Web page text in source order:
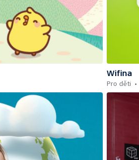
Wifina
Pro děti